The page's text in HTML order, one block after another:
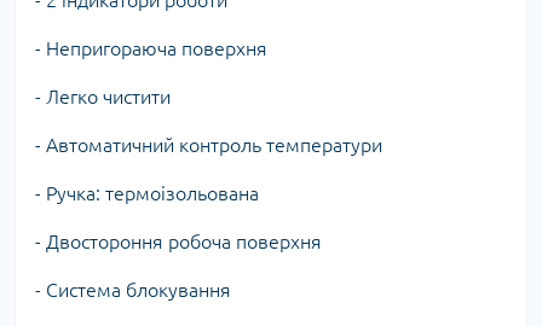
- Непригораюча поверхня
- Легко чистити
- Автоматичний контроль температури
- Ручка: термоізольована
- Двостороння робоча поверхня
- Система блокування